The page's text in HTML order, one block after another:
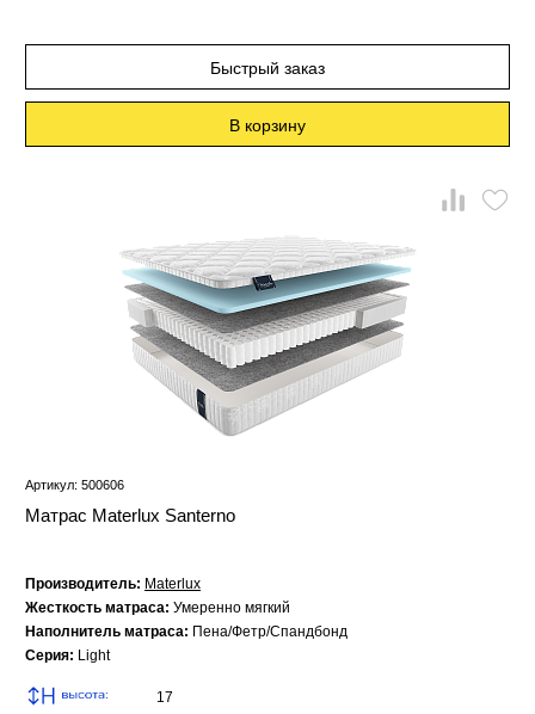
Быстрый заказ
В корзину
Артикул: 500606
Матрас Materlux Santerno
Производитель: Materlux
Жесткость матраса: Умеренно мягкий
Наполнитель матраса: Пена/Фетр/Спандбонд
Серия: Light
17